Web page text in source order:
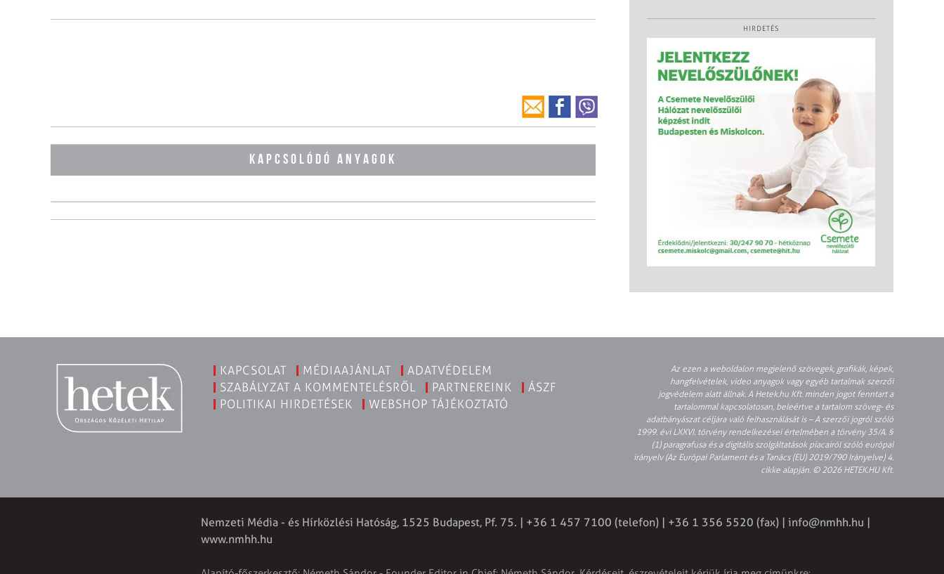
KAPCSOLÓDÓ ANYAGOK
HIRDETÉS
KAPCSOLAT MÉDIAAJÁNLAT
ADATVÉDELEM
SZABÁLYZAT A KOMMENTELÉSRŐL
PARTNEREINK
ÁSZF
POLITIKAI HIRDETÉSEK
WEBSHOP TÁJÉKOZTATÓ
Az ezen a weboldalon megjelenő szövegek, grafikák, képek,
hangfelvételek, video anyagok vagy egyéb tartalmak szerzői
jogvédelem alatt állnak. A Hetek.hu Kft. minden jogot fenntart a
tartalommal kapcsolatosan, beleértve a tartalom szöveg- és
adatbányászat céljára való felhasználását is – A szerzői jogról szóló
1999. évi LXXVI. törvény rendelkezései értelmében a törvény 35/A. §
(1) paragrafusa és a digitális szolgáltatások piacairól szóló európai
irányelv (Az Európai Parlament és a Tanács (EU) 2019/790 Irányelve) 4.
cikke alapján. © 2026 HETEK.HU Kft.
Nemzeti Média - és Hírközlési Hatóság, 1525 Budapest, Pf. 75. | +36 1 457 7100 (telefon) | +36 1 356 5520 (fax) | info@nmhh.hu
www.nmhh.hu